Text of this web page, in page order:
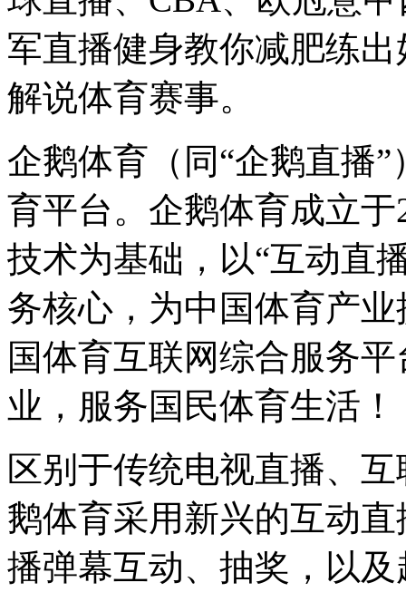
军直播健身教你减肥练
解说体育赛事。
企鹅体育（同“企鹅直播
育平台。企鹅体育成立
技术为基础，以“互动直
务核心，为中国体育产
国体育互联网综合服务
业，服务国民体育生活！
区别于传统电视直播、
鹅体育采用新兴的互动
播弹幕互动、抽奖，以